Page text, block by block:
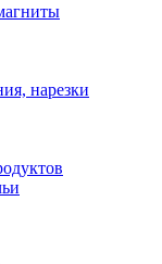
нарезки